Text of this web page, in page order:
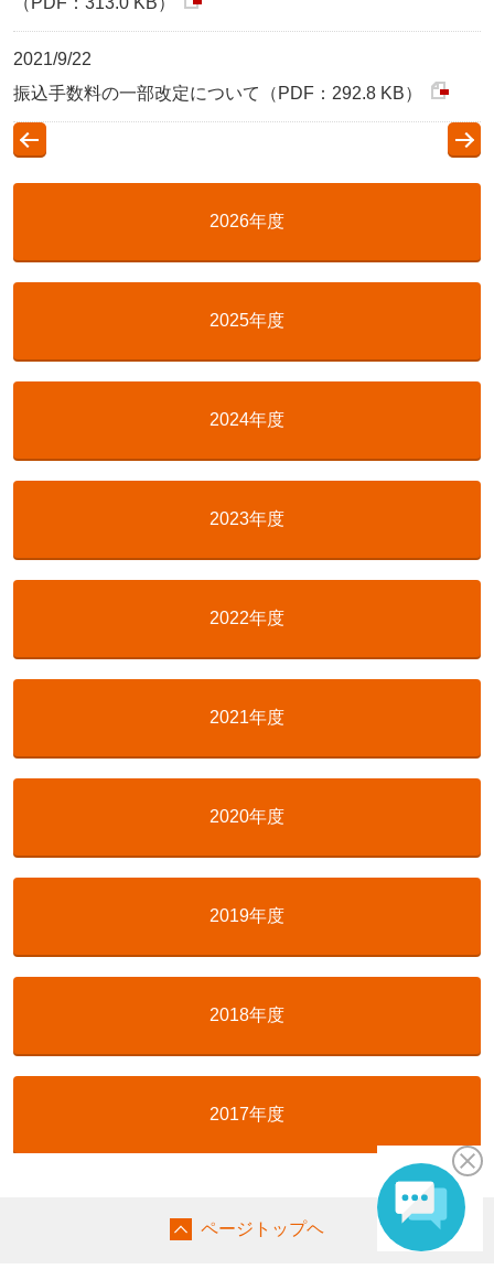
2021/9/22
振込手数料の一部改定について（PDF：292.8 KB）
2026年度
2025年度
2024年度
2023年度
2022年度
2021年度
2020年度
2019年度
2018年度
2017年度
ページトップヘ